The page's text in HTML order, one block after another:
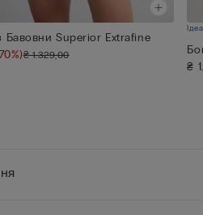
Бавовни Superior Extrafine
₴ 1.329,00
₴